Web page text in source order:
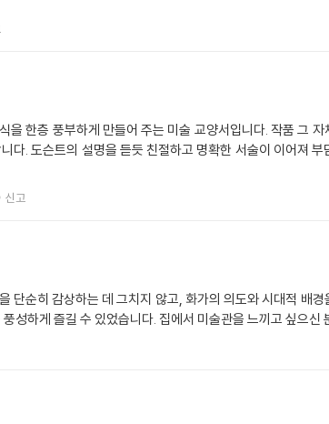
을 한층 풍부하게 만들어 주는 미술 교양서입니다. 작품 그
다. 도슨트의 설명을 듣듯 친절하고 명확한 서술이 이어져
신고
단순히 감상하는 데 그치지 않고, 화가의 의도와 시대적 배
성하게 즐길 수 있었습니다. 집에서 미술관을 느끼고 싶으신